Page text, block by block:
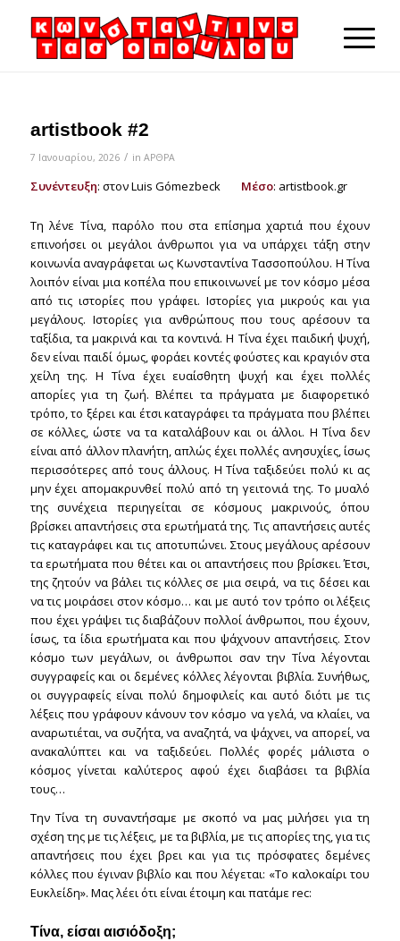
artistbook #2
7 Ιανουαρίου, 2026 / in ΑΡΘΡΑ
Συνέντευξη: στον Luis Gómezbeck Μέσο: artistbook.gr
Τη λένε Τίνα, παρόλο που στα επίσημα χαρτιά που έχουν
επινοήσει οι μεγάλοι άνθρωποι για να υπάρχει τάξη στην
κοινωνία αναγράφεται ως Κωνσταντίνα Τασσοπούλου. Η Τίνα
λοιπόν είναι μια κοπέλα που επικοινωνεί με τον κόσμο μέσα
από τις ιστορίες που γράφει. Ιστορίες για μικρούς και για
μεγάλους. Ιστορίες για ανθρώπους που τους αρέσουν τα
ταξίδια, τα μακρινά και τα κοντινά. Η Τίνα έχει παιδική ψυχή,
δεν είναι παιδί όμως, φοράει κοντές φούστες και κραγιόν στα
χείλη της. Η Τίνα έχει ευαίσθητη ψυχή και έχει πολλές
απορίες για τη ζωή. Βλέπει τα πράγματα με διαφορετικό
τρόπο, το ξέρει και έτσι καταγράφει τα πράγματα που βλέπει
σε κόλλες, ώστε να τα καταλάβουν και οι άλλοι. Η Τίνα δεν
είναι από άλλον πλανήτη, απλώς έχει πολλές ανησυχίες, ίσως
περισσότερες από τους άλλους. Η Τίνα ταξιδεύει πολύ κι ας
μην έχει απομακρυνθεί πολύ από τη γειτονιά της. Το μυαλό
της συνέχεια περιηγείται σε κόσμους μακρινούς, όπου
βρίσκει απαντήσεις στα ερωτήματά της. Τις απαντήσεις αυτές
τις καταγράφει και τις αποτυπώνει. Στους μεγάλους αρέσουν
τα ερωτήματα που θέτει και οι απαντήσεις που βρίσκει. Έτσι,
της ζητούν να βάλει τις κόλλες σε μια σειρά, να τις δέσει και
να τις μοιράσει στον κόσμο… και με αυτό τον τρόπο οι λέξεις
που έχει γράψει τις διαβάζουν πολλοί άνθρωποι, που έχουν,
ίσως, τα ίδια ερωτήματα και που ψάχνουν απαντήσεις. Στον
κόσμο των μεγάλων, οι άνθρωποι σαν την Τίνα λέγονται
συγγραφείς και οι δεμένες κόλλες λέγονται βιβλία. Συνήθως,
οι συγγραφείς είναι πολύ δημοφιλείς και αυτό διότι με τις
λέξεις που γράφουν κάνουν τον κόσμο να γελά, να κλαίει, να
αναρωτιέται, να συζήτα, να αναζητά, να ψάχνει, να απορεί, να
ανακαλύπτει και να ταξιδεύει. Πολλές φορές μάλιστα ο
κόσμος γίνεται καλύτερος αφού έχει διαβάσει τα βιβλία
τους…
Την Τίνα τη συναντήσαμε με σκοπό να μας μιλήσει για τη
σχέση της με τις λέξεις, με τα βιβλία, με τις απορίες της, για τις
απαντήσεις που έχει βρει και για τις πρόσφατες δεμένες
κόλλες που έγιναν βιβλίο και που λέγεται: «Το καλοκαίρι του
Ευκλείδη». Μας λέει ότι είναι έτοιμη και πατάμε rec:
Τίνα, είσαι αισιόδοξη;